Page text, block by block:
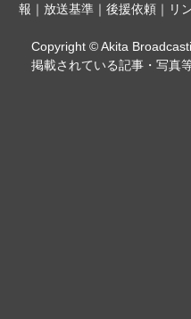
報 ｜ 放送基準 ｜ 後援依頼 ｜ リ
Copyright © Akita
掲載されている記事・写真